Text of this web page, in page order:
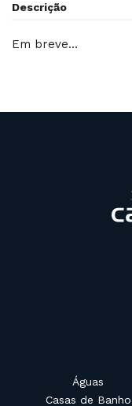
Descrição
Em breve…
Águas
Casas de Banho